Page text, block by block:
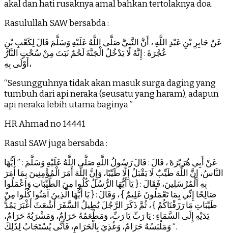
akal dan hati rusaknya amal bahkan tertolaknya doa.
Rasulullah SAW bersabda :
عَنْ جَابِرِ بْنِ عَبْدِ اللَّهِ ، أَنَّ النَّبِيَّ صَلَّى اللَّهُ عَلَيْهِ وَسَلَّمَ قَالَ لِكَعْبِ بْنِ
عُجْرَةَ : إِنَّهُ لَا يَدْخُلُ الْجَنَّةَ لَحْمٌ نَبَتَ مِنْ سُحْتٍ النَّارُ
أَوْلَى بِهِ،
“Sesungguhnya tidak akan masuk surga daging yang
tumbuh dari api neraka (seusatu yang haram), adapun
api neraka lebih utama baginya ”
HR.Ahmad no 14441
Rasul SAW juga bersabda :
عَنْ أَبِي هُرَيْرَةَ ، قَالَ : قَالَ رَسُولُ اللَّهِ صَلَّى اللَّهُ عَلَيْهِ وَسَلَّمَ : ” أَيُّهَا
النَّاسُ، إِنَّ اللَّهَ طَيِّبٌ لَا يَقْبَلُ إِلَّا طَيِّبًا، وَإِنَّ اللَّهَ أَمَرَ الْمُؤْمِنِينَ بِمَا أَمَرَ
بِهِ الْمُرْسَلِينَ، فَقَالَ : { يَا أَيُّهَا الرُّسُلُ كُلُوا مِنَ الطَّيِّبَاتِ وَاعْمَلُوا
صَالِحًا إِنِّي بِمَا تَعْمَلُونَ عَلِيمٌ } ، وَقَالَ : { يَا أَيُّهَا الَّذِينَ آمَنُوا كُلُوا مِنْ
طَيِّبَاتِ مَا رَزَقْنَاكُمْ } ، ثُمَّ ذَكَرَ الرَّجُلَ يُطِيلُ السَّفَرَ أَشْعَثَ أَغْبَرَ يَمُدُّ
يَدَيْهِ إِلَى السَّمَاءِ : يَا رَبِّ يَا رَبِّ، وَمَطْعَمُهُ حَرَامٌ، وَمَشْرَبُهُ حَرَامٌ،
وَمَلْبَسُهُ حَرَامٌ، وَغُذِيَ بِالْحَرَامِ، فَأَنَّى يُسْتَجَابُ لِذَلِكَ “.